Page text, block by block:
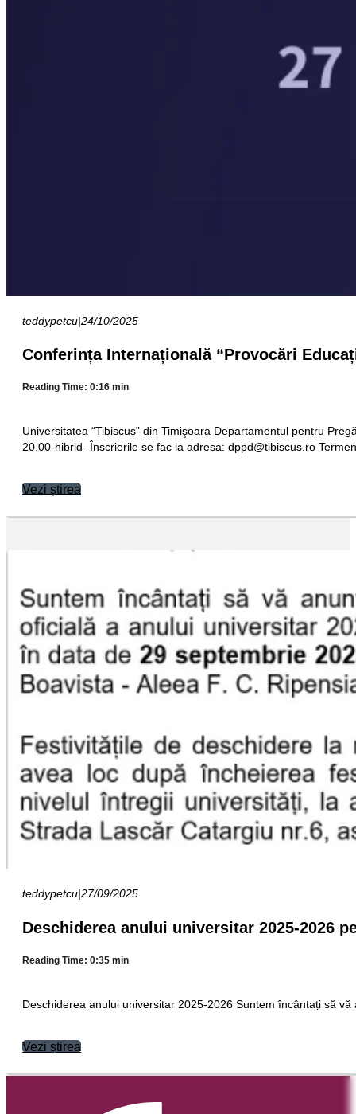
teddypetcu|24/10/2025
Conferința Internațională “Provocări
Reading Time: 0:16 min
Universitatea “Tibiscus” din Timişoara Departamentul pentru
20.00-hibrid- Înscrierile se fac la adresa: or.sucsibit@dppd
Vezi știrea
teddypetcu|27/09/2025
Deschiderea anului universitar 2025-2026
Reading Time: 0:35 min
Deschiderea anului universitar 2025-2026 Suntem încântați să
Vezi știrea